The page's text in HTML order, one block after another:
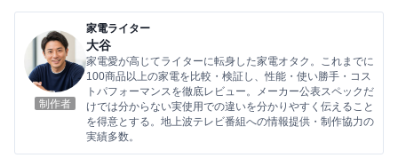
制作者
家電ライター
大谷
家電愛が高じてライターに転身した家電オタク。これまでに
100商品以上の家電を比較・検証し、性能・使い勝手・コス
トパフォーマンスを徹底レビュー。メーカー公表スペックだ
けでは分からない実使用での違いを分かりやすく伝えること
を得意とする。地上波テレビ番組への情報提供・制作協力の
実績多数。